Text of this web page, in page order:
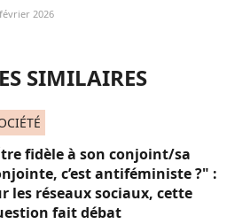
2026
SIMILAIRES
fidèle à son conjoint/sa
c’est antiféministe ?" :
les réseaux sociaux, cette
fait débat